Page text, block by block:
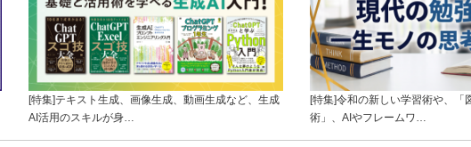
[特集]テキスト生成、画像生成、動画生成など、生成
AI活用のスキルが身…
[特集]令和の新しい学習術や、「
術」、AIやフレームワ…